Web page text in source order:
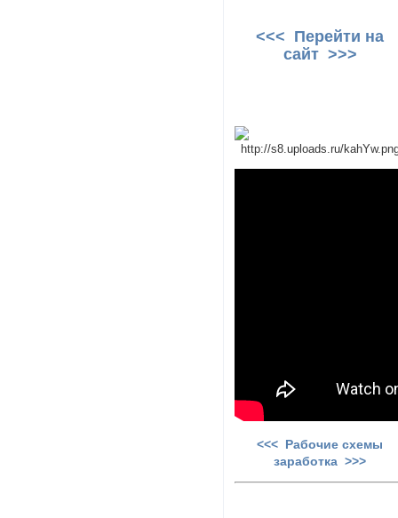
<<< Перейти на
сайт >>>
<<< Рабочие схемы
заработка >>>